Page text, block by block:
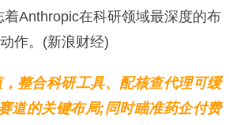
Anthropic在科研领域最深度的布
作。(新浪财经)
整合科研工具、配核查代理可缓
道的关键布局;同时瞄准药企付费